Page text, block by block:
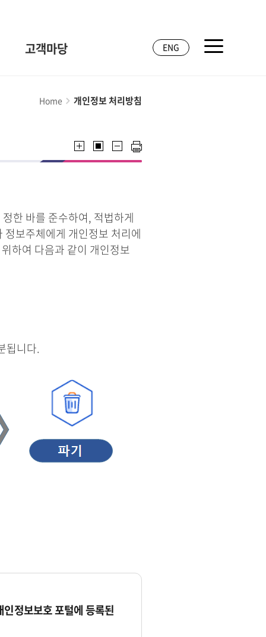
고객마당 ENG
Home 개인정보 처리방침
한 바를 준수하여, 적법하게
보주체에게 개인정보 처리에
하여 다음과 같이 개인정보
됩니다.
정보보호 포털에 등록된